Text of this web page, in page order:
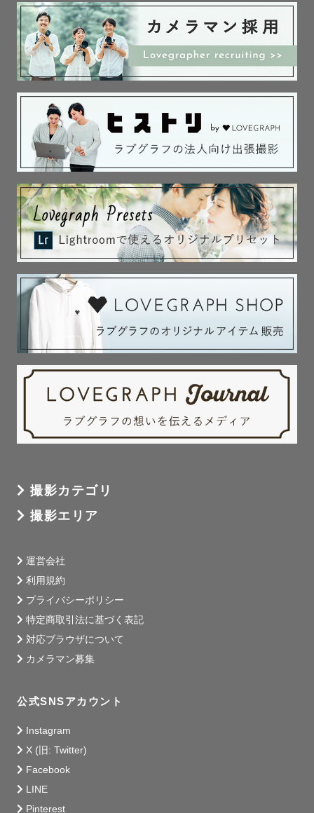
・
【ニューボーンについて】
⚠️アートニューボーンをご検討中の方へ⚠️
基本的に平日のみお受け致します。
以下より2〜3パターン
･かごおくるみ
･布背景おくるみ
･はだかんぼ（布背景/黒背景のどれか）
･サイドポーズ
・ナチュラルニューボーンをしっかりめに撮影希望
＋パーツ写真、兄弟･家族写真
※生花は基本的に自身でご用意いただいております。
※時間延長オプション（＋11,000円）追加でポージング追
加可能。
※布の色味ご相談可ですが、わたしの撮影スタイルは暗め
でシックな写真を得意としています。基本的に白背景、白
木目調背景での撮影は対応しておりませんのでご了承くだ
※撮影アイテムはたくさんあるため、基本的にカメラマン
を行うため、別ゲストさまの撮影日よりも納品日が前後す
る可能性があります。納品期限内（２週間以内）には納品
には猫が触れない環境で準備・保管しております。ご安心
ください。とはいえ、毛の付着がゼロではないため、ご不
安な方は、ご遠慮ください。
・
数多いページから私のページに来ていただきありがとうご
ざいます◎
気軽にずほさん、ずほちゃん、ずほちんとお呼びください
☺️
撮影カテゴリ
撮影エリア
運営会社
利用規約
プライバシーポリシー
特定商取引法に基づく表記
対応ブラウザについて
カメラマン募集
公式SNSアカウント
Instagram
X (旧: Twitter)
Facebook
LINE
Pinterest